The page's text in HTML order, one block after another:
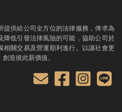
提供給公司全方位的法律服務，俾求為
降低引發法律風險的可能，協助公司於
相關交易及營運順利進行。以讓社會更
造彼此新價值。